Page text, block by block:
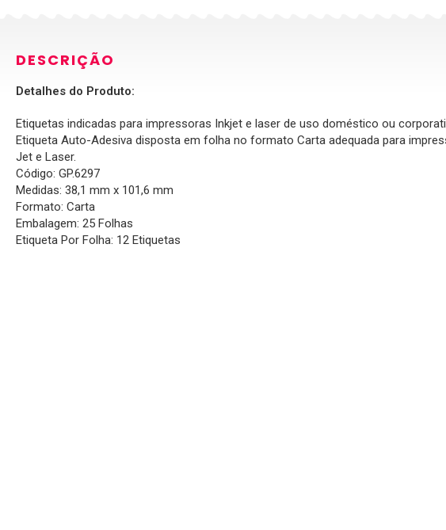
DESCRIÇÃO
Detalhes do Produto:
Etiquetas indicadas para impressoras Inkjet e laser de uso doméstico ou
Etiqueta Auto-Adesiva disposta em folha no formato Carta adequada para
Jet e Laser.
Código: GP.6297
Medidas: 38,1 mm x 101,6 mm
Formato: Carta
Embalagem: 25 Folhas
Etiqueta Por Folha: 12 Etiquetas